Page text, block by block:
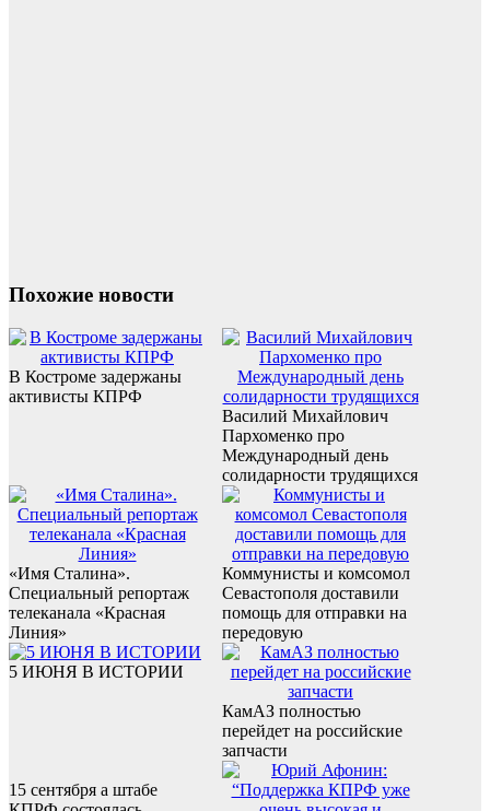
Похожие новости
В Костроме задержаны
активисты КПРФ
Василий Михайлович
Пархоменко про
Международный день
солидарности трудящихся
«Имя Сталина».
Специальный репортаж
телеканала «Красная
Линия»
Коммунисты и комсомол
Севастополя доставили
помощь для отправки на
передовую
5 ИЮНЯ В ИСТОРИИ
КамАЗ полностью
перейдет на российские
запчасти
15 сентября а штабе